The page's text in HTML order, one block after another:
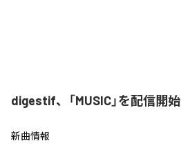
digestif、「MUSIC」を配信開始
新曲情報